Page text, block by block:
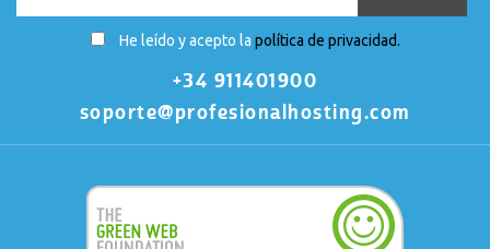
He leído y acepto la política de privacidad.
+34 911401900
soporte@profesionalhosting.com